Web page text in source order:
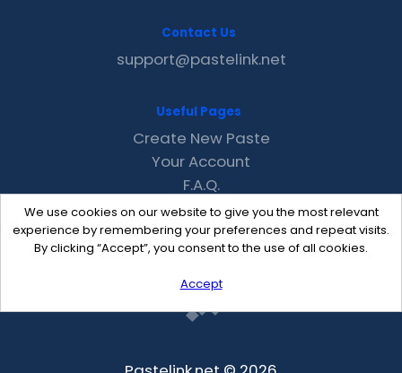
We use cookies on our website to give you the most relevant
experience by remembering your preferences and repeat visits.
By clicking “Accept”, you consent to the use of all cookies.
Accept
Contact Us
support@pastelink.net
Useful Pages
Create New Paste
Your Account
F.A.Q.
Recent
Contact